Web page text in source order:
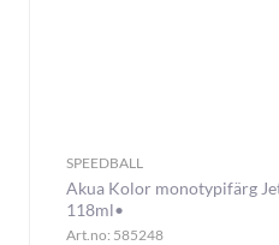
SPEEDBALL
Akua Kolor monotypifärg
118ml•
Art.no: 585248